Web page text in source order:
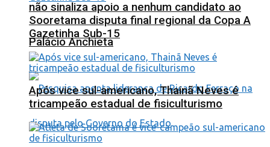
não sinaliza apoio a nenhum candidato ao
Palácio Anchieta
Sooretama disputa final regional da Copa A
Gazetinha Sub-15
Após vice sul-americano, Thainã Neves é
tricampeão estadual de fisiculturismo